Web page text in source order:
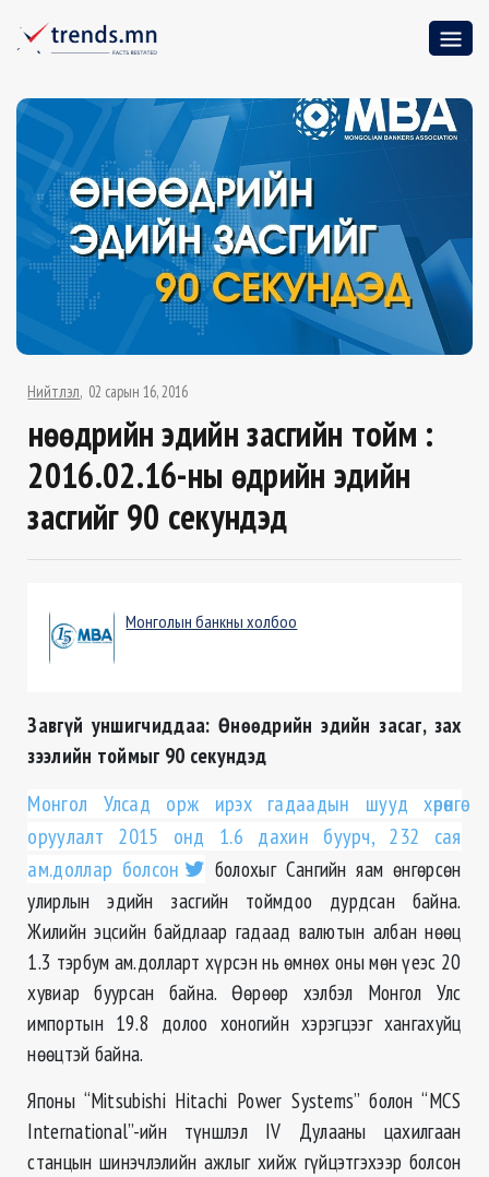
Нийтлэл 02 сарын 16, 2016
Өнөөдрийн эдийн засгийн тойм :
2016.02.16-ны өдрийн эдийн
засгийг 90 секундэд
Монголын банкны холбоо
Завгүй уншигчиддаа: Өнөөдрийн эдийн засаг, зах
зээлийн тоймыг 90 секундэд
Монгол Улсад орж ирэх гадаадын шууд хөрөнгө
оруулалт 2015 онд 1.6 дахин буурч, 232 сая
ам.доллар болсон
болохыг Сангийн яам өнгөрсөн
улирлын эдийн засгийн тоймдоо дурдсан байна.
Жилийн эцсийн байдлаар гадаад валютын албан нөөц
1.3 тэрбум ам.долларт хүрсэн нь өмнөх оны мөн үеэс 20
хувиар буурсан байна. Өөрөөр хэлбэл Монгол Улс
импортын 19.8 долоо хоногийн хэрэгцээг хангахуйц
нөөцтэй байна.
Японы “Mitsubishi Hitachi Power Systems” болон “MCS
International”-ийн түншлэл IV Дулааны цахилгаан
станцын шинэчлэлийн ажлыг хийж гүйцэтгэхээр болсон